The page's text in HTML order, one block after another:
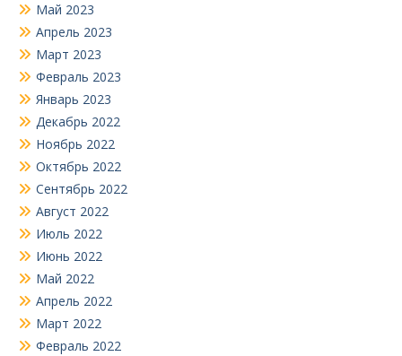
Май 2023
Апрель 2023
Март 2023
Февраль 2023
Январь 2023
Декабрь 2022
Ноябрь 2022
Октябрь 2022
Сентябрь 2022
Август 2022
Июль 2022
Июнь 2022
Май 2022
Апрель 2022
Март 2022
Февраль 2022